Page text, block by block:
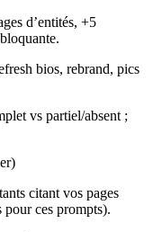
d’entités, +5
bios, rebrand, pics
vs partiel/absent ;
citant vos pages
pour ces prompts).